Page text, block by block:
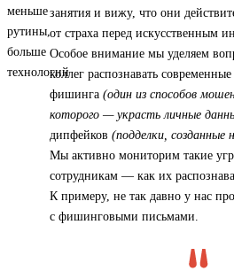
занятия и вижу, что они
от страха перед искусственным
Особое внимание мы уделяем
коллег распознавать
фишинга (один из способов
которого — украсть личные
дипфейков (подделки,
Мы активно мониторим такие
сотрудникам — как их
К примеру, не так давно у нас
с фишинговыми письмами.